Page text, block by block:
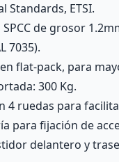
Standards, ETSI.
de grosor
7035).
flat-pack, para
300 Kg.
4 ruedas para
para fijación de
delantero y